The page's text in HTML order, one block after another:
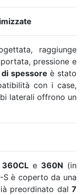
raggiunge
pressione e
spessore è stato
con i case,
laterali offrono un
360CL e 360N (in
S è coperto da una
preordinato dal7